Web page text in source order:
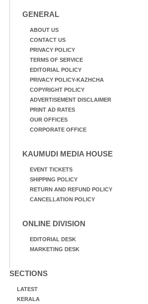
GENERAL
ABOUT US
CONTACT US
PRIVACY POLICY
TERMS OF SERVICE
EDITORIAL POLICY
PRIVACY POLICY-KAZHCHA
COPYRIGHT POLICY
ADVERTISEMENT DISCLAIMER
PRINT AD RATES
OUR OFFICES
CORPORATE OFFICE
KAUMUDI MEDIA HOUSE
EVENT TICKETS
SHIPPING POLICY
RETURN AND REFUND POLICY
CANCELLATION POLICY
ONLINE DIVISION
EDITORIAL DESK
MARKETING DESK
SECTIONS
LATEST
KERALA